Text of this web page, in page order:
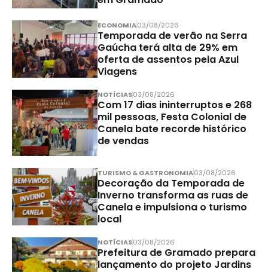
ECONOMIA03/08/2026
Temporada de verão na Serra
Gaúcha terá alta de 29% em
oferta de assentos pela Azul
Viagens
NOTÍCIAS03/08/2026
Com 17 dias ininterruptos e 268
mil pessoas, Festa Colonial de
Canela bate recorde histórico
de vendas
TURISMO & GASTRONOMIA03/08/2026
Decoração da Temporada de
Inverno transforma as ruas de
Canela e impulsiona o turismo
local
NOTÍCIAS03/08/2026
Prefeitura de Gramado prepara
lançamento do projeto Jardins